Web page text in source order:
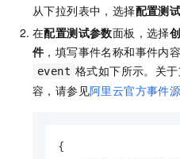
从下拉列表中，选择配置测
在配置测试参数面板，选择
件 ，填写事件名称和事件内
event 格式如下所示。关
容，请参见阿里云官方事件源
{